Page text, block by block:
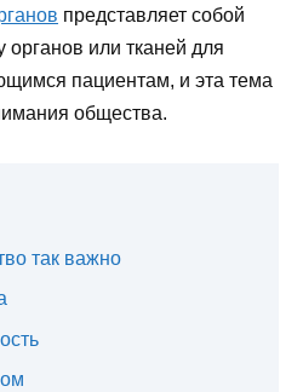
представляет собой
или тканей для
пациентам, и эта тема
общества.
так важно